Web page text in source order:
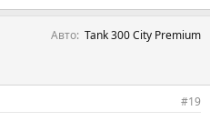
Авто Tank 300 City Premium
#19